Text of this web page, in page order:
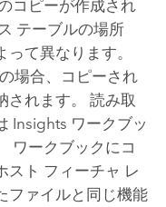
コピーが作成され
テーブルの場所
て異なります。
場合、コピーされ
されます。 読み取
Insights ワークブッ
ワークブックにコ
スト フィーチャ レ
ファイルと同じ機能